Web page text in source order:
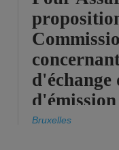
d'échange
timide,
Bruxelles